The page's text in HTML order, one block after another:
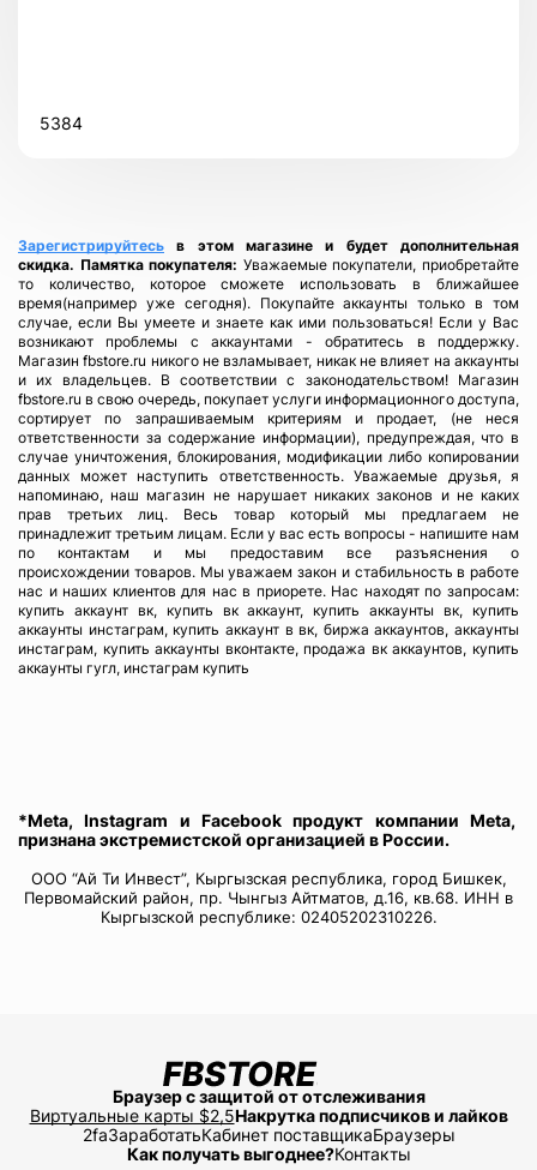
5384
Зарегистрируйтесь
в этом магазине и будет дополнительная
скидка. Памятка покупателя: Уважаемые покупатели, приобретайте
то количество, которое сможете использовать в ближайшее
время(например уже сегодня). Покупайте аккаунты только в том
случае, если Вы умеете и знаете как ими пользоваться! Если у Вас
возникают проблемы с аккаунтами - обратитесь в поддержку.
Магазин fbstore.ru никого не взламывает, никак не влияет на аккаунты
и их владельцев. В соответствии с законодательством! Магазин
fbstore.ru в свою очередь, покупает услуги информационного доступа,
сортирует по запрашиваемым критериям и продает, (не неся
ответственности за содержание информации), предупреждая, что в
случае уничтожения, блокирования, модификации либо копировании
данных может наступить ответственность. Уважаемые друзья, я
напоминаю, наш магазин не нарушает никаких законов и не каких
прав третьих лиц. Весь товар который мы предлагаем не
принадлежит третьим лицам. Если у вас есть вопросы - напишите нам
по контактам и мы предоставим все разъяснения о
происхождении товаров. Мы уважаем закон и стабильность в работе
нас и наших клиентов для нас в приорете. Нас находят по запросам:
купить аккаунт вк, купить вк аккаунт, купить аккаунты вк, купить
аккаунты инстаграм, купить аккаунт в вк, биржа аккаунтов, аккаунты
инстаграм, купить аккаунты вконтакте, продажа вк аккаунтов, купить
аккаунты гугл, инстаграм купить
*Meta, Instagram и Facebook продукт компании Meta,
признана экстремистской организацией в России.
ООО “Ай Ти Инвест”, Кыргызская республика, город Бишкек,
Первомайский район, пр. Чынгыз Айтматов, д.16, кв.68. ИНН в
Кыргызской республике: 02405202310226.
Браузер с защитой от отслеживания
Виртуальные карты $2,5Накрутка подписчиков и лайков
2faЗаработатьКабинет поставщикаБраузеры
Как получать выгоднее?Контакты